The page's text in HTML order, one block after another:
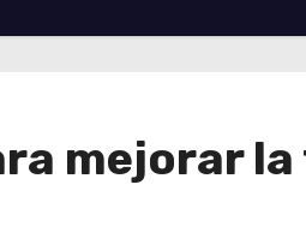
mejorar